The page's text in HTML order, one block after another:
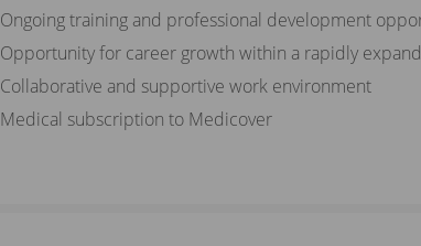
Ongoing training and professional development
Opportunity for career growth within a rapidly
Collaborative and supportive work environment
Medical subscription to Medicover